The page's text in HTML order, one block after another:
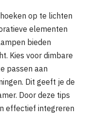
op te lichten
elementen
bieden
Kies voor dimbare
passen aan
Dit geeft je de
Door deze tips
effectief integreren